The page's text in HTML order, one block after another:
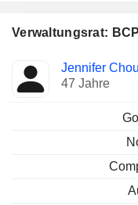
Verwaltungsrat:
Verwaltungsratsmitglied
Jennifer Chou
47 Jahre